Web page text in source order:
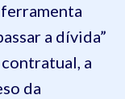
a dívida”
a
da